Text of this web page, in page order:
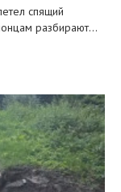
спящий
разбирают…